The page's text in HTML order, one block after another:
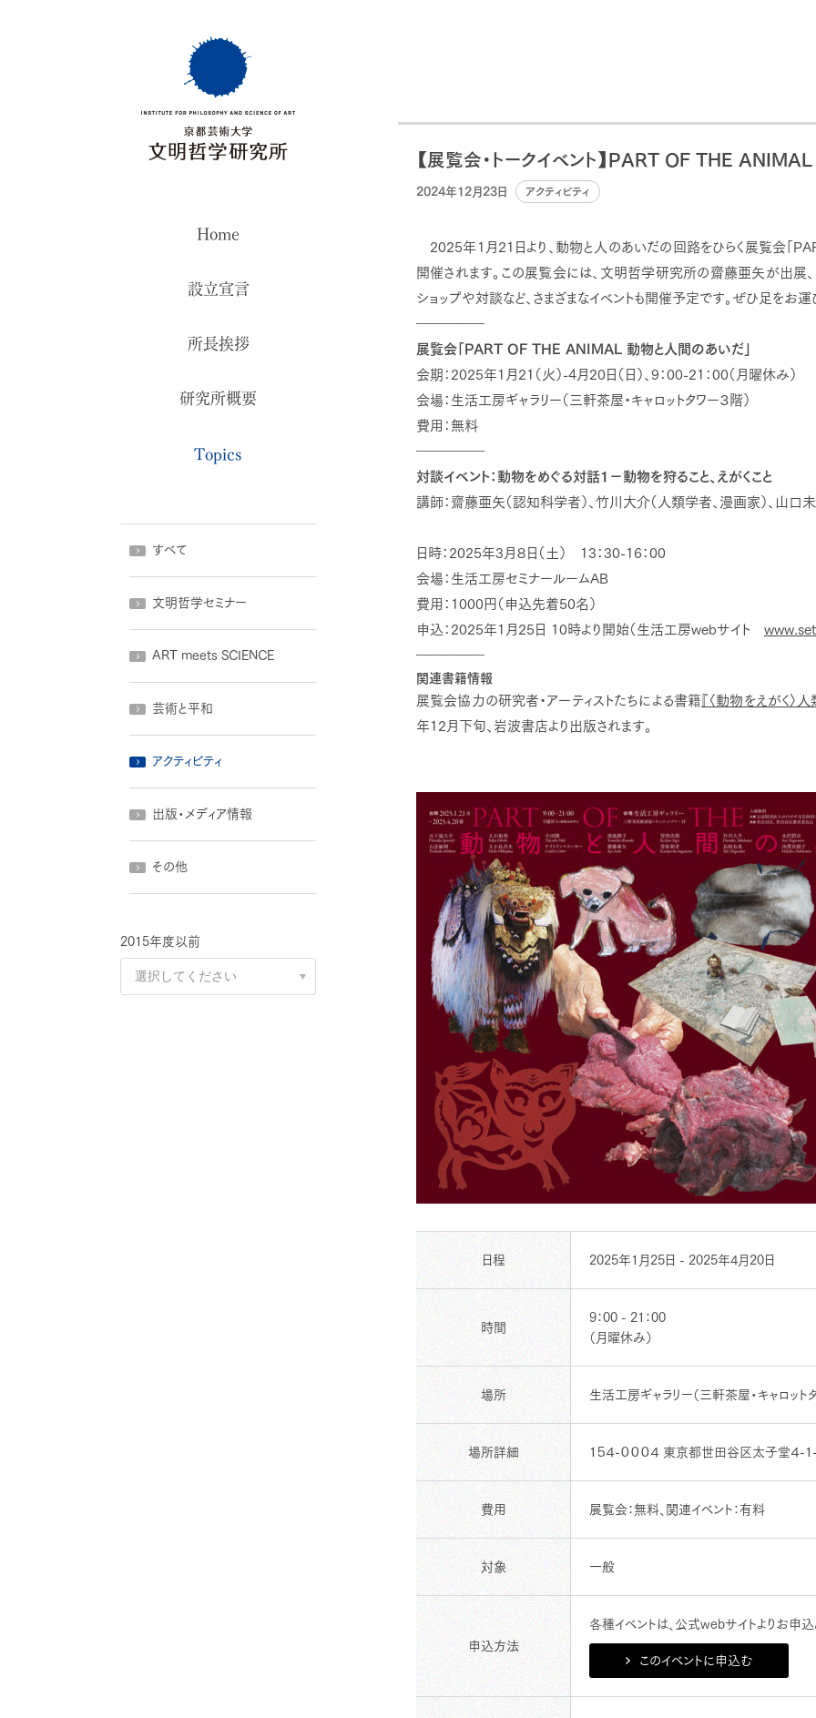
【展覧会・トークイベント】PART OF THE
2024年12月23日 アクティビティ
2025年1月21日より、動物と人のあいだの回路をひらく展覧会「
開催されます。この展覧会には、文明哲学研究所の齋藤亜矢が出展、
ショップや対談など、さまざまなイベントも開催予定です。ぜひ足をお運
―――――
展覧会「PART OF THE ANIMAL 動物と人間のあいだ」
会期：2025年1月21（火）-4月20日（日）、9：00-21：00（月曜休み）
会場：生活工房ギャラリー（三軒茶屋・キャロットタワー３階）
費用：無料
―――――
対談イベント：動物をめぐる対話1－動物を狩ること、えがくこと
講師：齋藤亜⽮（認知科学者）、竹川大介（人類学者、漫画家）、山口
日時：2025年3月８日（土） 13：30-16：00
会場：生活工房セミナールームAB
費用：1000円（申込先着50名）
申込：2025年1月25日 10時より開始（生活工房webサイト
―――――
関連書籍情報
展覧会協力の研究者・アーティストたちによる書籍 『〈動物をえがく
年12月下旬、岩波書店より出版されます。
日程 2025年1月25日 - 2025年4月20日
時間
9：00 - 21：00
（月曜休み）
場所 生活工房ギャラリー（三軒茶屋・キャロット
場所詳細 １５４-０００４ 東京都世田谷区太子堂４-１-
費用 展覧会：無料、関連イベント：有料
対象 一般
申込方法
各種イベントは、公式webサイトよりお申込
このイベントに申込む
Home
設立宣言
所長挨拶
研究所概要
Topics
すべて
文明哲学セミナー
ART meets SCIENCE
芸術と平和
アクティビティ
出版・メディア情報
その他
2015年度以前